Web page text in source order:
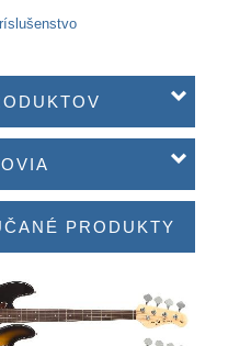
PRODUKTY